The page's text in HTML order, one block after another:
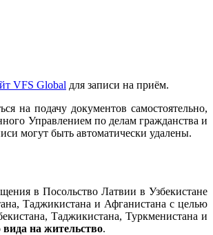
VFS Global для записи на приём.
на подачу документов самостоятельно,
Управлением по делам гражданства и
могут быть автоматически удалены.
в Посольство Латвии в Узбекистане
Таджикистана и Афганистана с целью
Таджикистана, Туркменистана и
вида на жительство.